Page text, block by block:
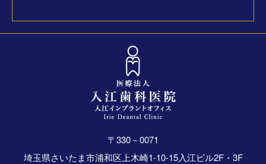
〒330－0071
埼玉県さいたま市浦和区上木崎1-10-15入江ビル2F・3F